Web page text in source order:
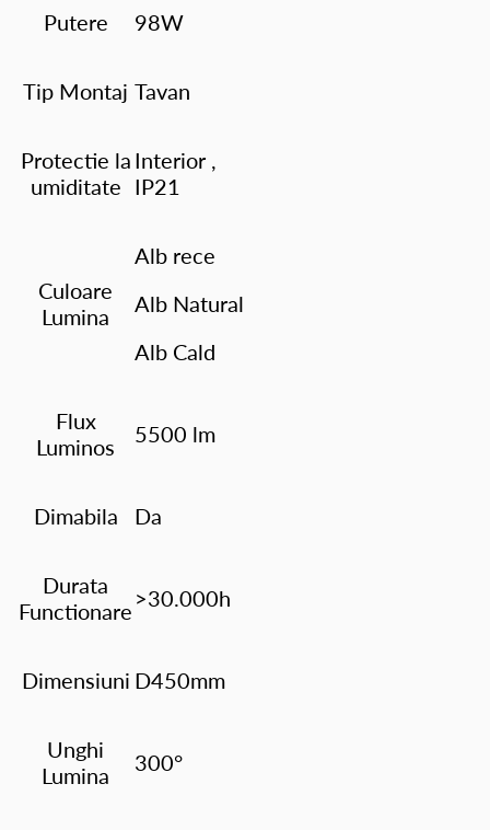
Putere 98W
Tip Montaj Tavan
Protectie la
umiditate
Interior ,
IP21
Culoare
Lumina
Alb rece
Alb Natural
Alb Cald
Flux
Luminos
5500 lm
Dimabila Da
Durata
Functionare >30.000h
Dimensiuni D450mm
Unghi
Lumina
300°